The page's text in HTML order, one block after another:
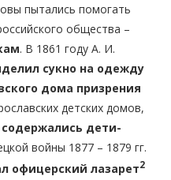
пытались помогать
общества –
. В 1861 году А. И.
сукно на одежду
дома призрения
детских домов,
дети-
войны 1877 – 1879 гг.
офицерский лазарет2